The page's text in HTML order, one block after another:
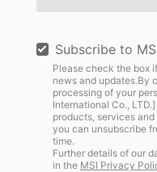
Subscribe to
Please check the box
news and updates.By
processing of your
International Co.,
products, services
you can unsubscribe
time.
Further details of our
in the MSI Privacy